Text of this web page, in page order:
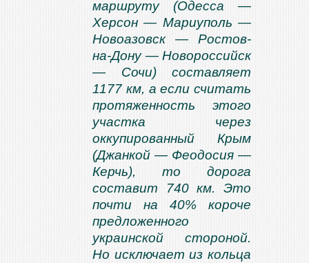
маршруту (Одесса —
Херсон — Мариуполь —
Новоазовск — Ростов-
на-Дону — Новороссийск
— Сочи) составляет
1177 км, а если считать
протяженность этого
участка через
оккупированный Крым
(Джанкой — Феодосия —
Керчь), то дорога
составит 740 км. Это
почти на 40% короче
предложенного
украинской стороной.
Но исключает из кольца